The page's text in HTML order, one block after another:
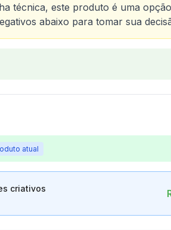
técnica, este produto é uma
abaixo para tomar sua
tetris mouse ped presentes
atual
criativos